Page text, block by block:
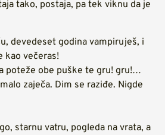
tako, postaja, pa tek viknu da je
devedeset godina vampiruješ, i
kao večeras!
poteže obe puške te gru! gru!…
zaječa. Dim se raziđe. Nigde
starnu vatru, pogleda na vrata, a